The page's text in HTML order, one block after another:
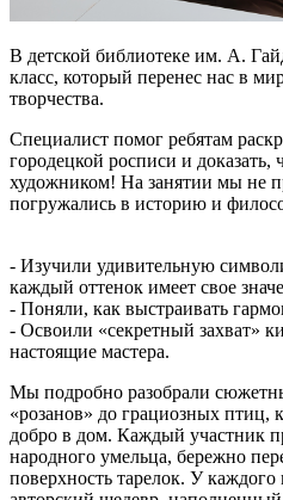
В детской библиотеке им. А.
класс, который перенес нас в
творчества.
Специалист помог ребятам
городецкой росписи и
художником! На занятии мы не
погружались в историю и
- Изучили удивительную
каждый оттенок имеет свое
- Поняли, как выстраивать
- Освоили «секретный захват»
настоящие мастера.
Мы подробно разобрали
«розанов» до грациозных птиц,
добро в дом. Каждый участник
народного умельца, бережно
поверхность тарелок. У каждого